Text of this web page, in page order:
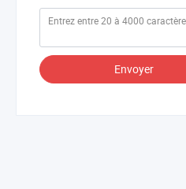
Envoyer